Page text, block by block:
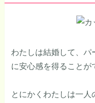
わたしは結婚して、パ
に安心感を得ることが
とにかくわたしは一